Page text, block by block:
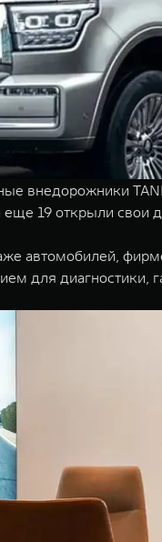
внедорожники
19 открыли свои
автомобилей,
диагностики,